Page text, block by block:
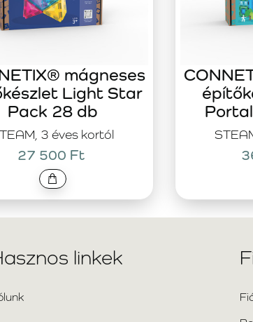
3 éves kortól
mágneses
Light Star
Pack 28 db
27 500 Ft
linkek